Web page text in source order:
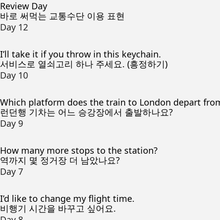
Review Day
바로 써먹는 교통수단 이용 표현
Day 12
I’ll take it if you throw in this keychain.
서비스로 열쇠고리 하나 주세요. (흥정하기)
Day 10
Which platform does the train to London depart
런던행 기차는 어느 승강장에서 출발하나요?
Day 9
How many more stops to the station?
역까지 몇 정거장 더 남았나요?
Day 7
I’d like to change my flight time.
비행기 시간을 바꾸고 싶어요.